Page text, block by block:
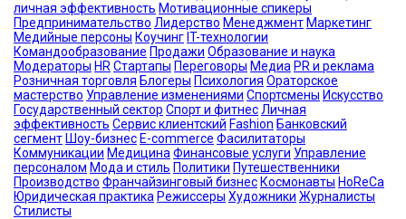
личная эффективность Мотивационные спикеры
Предпринимательство Лидерство Менеджмент Маркетинг
Медийные персоны Коучинг IT-технологии
Командообразование Продажи Образование и наука
Модераторы HR Стартапы Переговоры Медиа PR и реклама
Розничная торговля Блогеры Психология Ораторское
мастерство Управление изменениями Спортсмены Искусство
Государственный сектор Спорт и фитнес Личная
эффективность Сервис клиентский Fashion Банковский
сегмент Шоу-бизнес E-commerce Фасилитаторы
Коммуникации Медицина Финансовые услуги Управление
персоналом Мода и стиль Политики Путешественники
Производство Франчайзинговый бизнес Космонавты HoReCa
Юридическая практика Режиссеры Художники Журналисты
Стилисты